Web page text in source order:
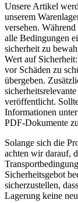
Unsere Artikel
unserem
versehen.
alle Bedingungen
sicherheit zu
Wert auf
vor Schäden zu
übergeben.
veröffentlicht.
Informationen
PDF-Dokumente
Solange sich die
achten wir darauf,
Sicherheitsgebot
sicherzustellen,
Lagerung keine